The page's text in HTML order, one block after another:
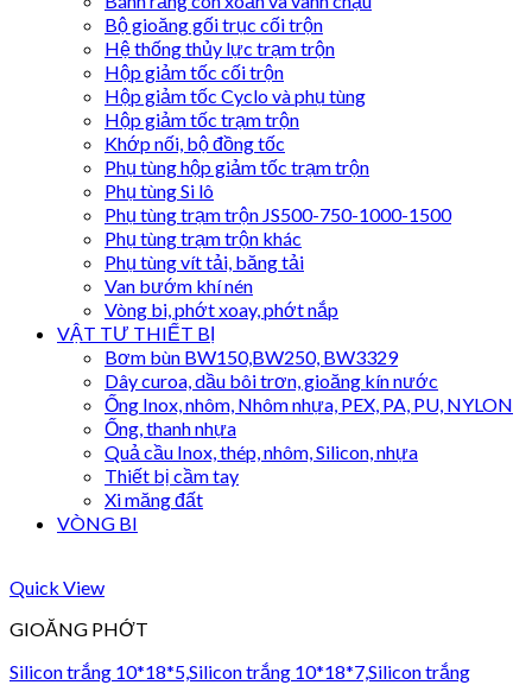
Bộ gioăng gối trục cối trộn
Hệ thống thủy lực trạm trộn
Hộp giảm tốc cối trộn
Hộp giảm tốc Cyclo và phụ tùng
Hộp giảm tốc trạm trộn
Khớp nối, bộ đồng tốc
Phụ tùng hộp giảm tốc trạm trộn
Phụ tùng Si lô
Phụ tùng trạm trộn JS500-750-1000-1500
Phụ tùng trạm trộn khác
Phụ tùng vít tải, băng tải
Van bướm khí nén
Vòng bi, phớt xoay, phớt nắp
VẬT TƯ THIẾT BỊ
Bơm bùn BW150,BW250, BW3329
Dây curoa, dầu bôi trơn, gioăng kín nước
Ống Inox, nhôm, Nhôm nhựa, PEX, PA, PU, NYLON
Ống, thanh nhựa
Quả cầu Inox, thép, nhôm, Silicon, nhựa
Thiết bị cầm tay
Xi măng đất
VÒNG BI
Quick View
GIOĂNG PHỚT
Silicon trắng 10*18*5,Silicon trắng 10*18*7,Silicon trắng